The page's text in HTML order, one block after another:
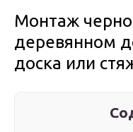
Монтаж
деревянном
доска или